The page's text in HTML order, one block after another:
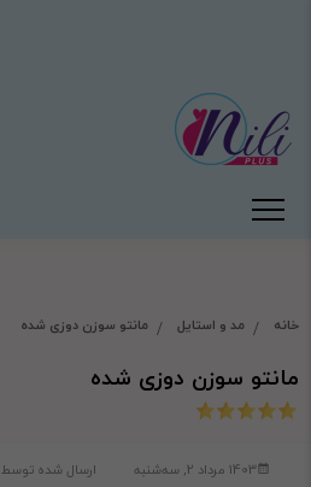
خانه مد و استایل مانتو سوزن دوزی شده
مانتو سوزن دوزی شده
1403 مرداد 2, سه‌شنبه ارسال شده توسط